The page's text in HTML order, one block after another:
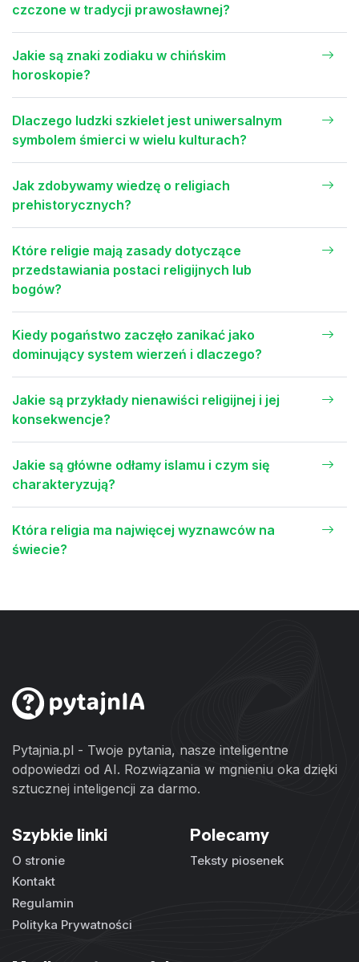
czczone w tradycji prawosławnej?
Jakie są znaki zodiaku w chińskim
horoskopie?
Dlaczego ludzki szkielet jest uniwersalnym
symbolem śmierci w wielu kulturach?
Jak zdobywamy wiedzę o religiach
prehistorycznych?
Które religie mają zasady dotyczące
przedstawiania postaci religijnych lub
bogów?
Kiedy pogaństwo zaczęło zanikać jako
dominujący system wierzeń i dlaczego?
Jakie są przykłady nienawiści religijnej i jej
konsekwencje?
Jakie są główne odłamy islamu i czym się
charakteryzują?
Która religia ma najwięcej wyznawców na
świecie?
Pytajnia.pl - Twoje pytania, nasze inteligentne
odpowiedzi od AI. Rozwiązania w mgnieniu oka dzięki
sztucznej inteligencji za darmo.
Szybkie linki
O stronie
Kontakt
Regulamin
Polityka Prywatności
Polecamy
Teksty piosenek